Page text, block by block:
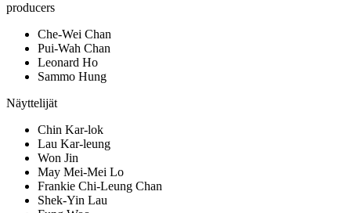
producers
Che-Wei Chan
Pui-Wah Chan
Leonard Ho
Sammo Hung
Näyttelijät
Chin Kar-lok
Lau Kar-leung
Won Jin
May Mei-Mei Lo
Frankie Chi-Leung Chan
Shek-Yin Lau